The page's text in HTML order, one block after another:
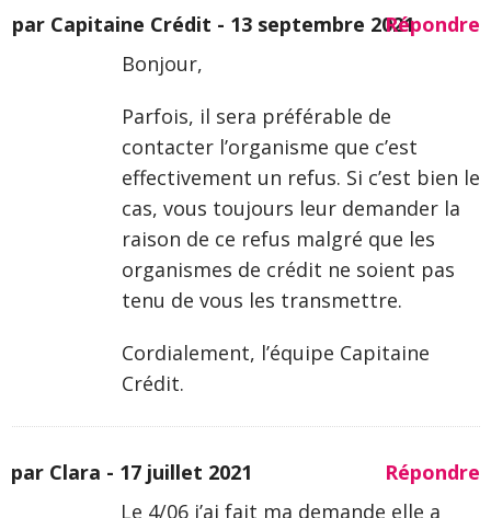
par Capitaine Crédit - 13 septembre 2021Répondre
Bonjour,
Parfois, il sera préférable de
contacter l’organisme que c’est
effectivement un refus. Si c’est bien le
cas, vous toujours leur demander la
raison de ce refus malgré que les
organismes de crédit ne soient pas
tenu de vous les transmettre.
Cordialement, l’équipe Capitaine
Crédit.
par Clara - 17 juillet 2021
Répondre
Le 4/06 j’ai fait ma demande elle a